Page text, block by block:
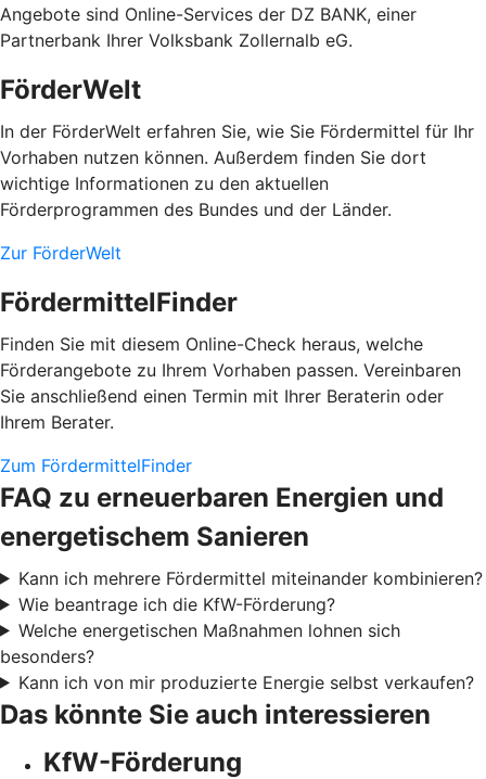
Angebote sind Online-Services der DZ BANK, einer
Partnerbank Ihrer Volksbank Zollernalb eG.
FörderWelt
In der FörderWelt erfahren Sie, wie Sie Fördermittel für Ihr
Vorhaben nutzen können. Außerdem finden Sie dort
wichtige Informationen zu den aktuellen
Förderprogrammen des Bundes und der Länder.
Zur FörderWelt
FördermittelFinder
Finden Sie mit diesem Online-Check heraus, welche
Förderangebote zu Ihrem Vorhaben passen. Vereinbaren
Sie anschließend einen Termin mit Ihrer Beraterin oder
Ihrem Berater.
Zum FördermittelFinder
FAQ zu erneuerbaren Energien und
energetischem Sanieren
Kann ich mehrere Fördermittel miteinander kombinieren?
Wie beantrage ich die KfW-Förderung?
Welche energetischen Maßnahmen lohnen sich
besonders?
Kann ich von mir produzierte Energie selbst verkaufen?
Das könnte Sie auch interessieren
KfW-Förderung